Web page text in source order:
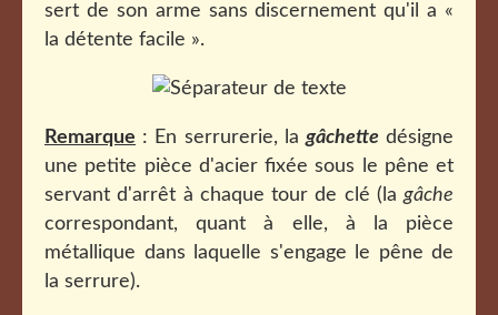
sert de son arme sans discernement qu'il a «
la détente facile ».
Remarque : En serrurerie, lagâchettedésigne
une petite pièce d'acier fixée sous le pêne et
servant d'arrêt à chaque tour de clé (lagâche
correspondant, quant à elle, à la pièce
métallique dans laquelle s'engage le pêne de
la serrure).